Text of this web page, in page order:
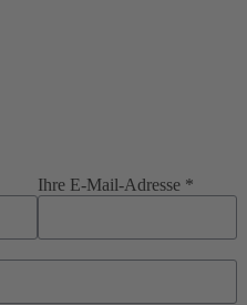
Ihre E-Mail-Adresse *